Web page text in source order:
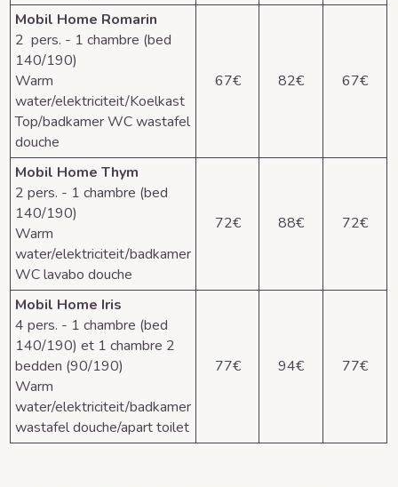
Mobil Home Romarin
2 pers. - 1 chambre (bed
140/190)
Warm
water/elektriciteit/Koelkast
Top/badkamer WC wastafel
douche
67€ 82€ 67€
Mobil Home Thym
2 pers. - 1 chambre (bed
140/190)
Warm
water/elektriciteit/badkamer
WC lavabo douche
72€ 88€ 72€
Mobil Home Iris
4 pers. - 1 chambre (bed
140/190) et 1 chambre 2
bedden (90/190)
Warm
water/elektriciteit/badkamer
wastafel douche/apart toilet
77€ 94€ 77€